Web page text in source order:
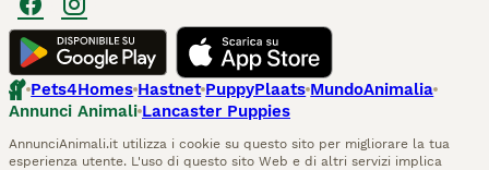
Pets4Homes Hastnet PuppyPlaats MundoAnimalia
Annunci Animali Lancaster Puppies
AnnunciAnimali.it utilizza i cookie su questo sito per migliorare la tua
esperienza utente. L'uso di questo sito Web e di altri servizi implica